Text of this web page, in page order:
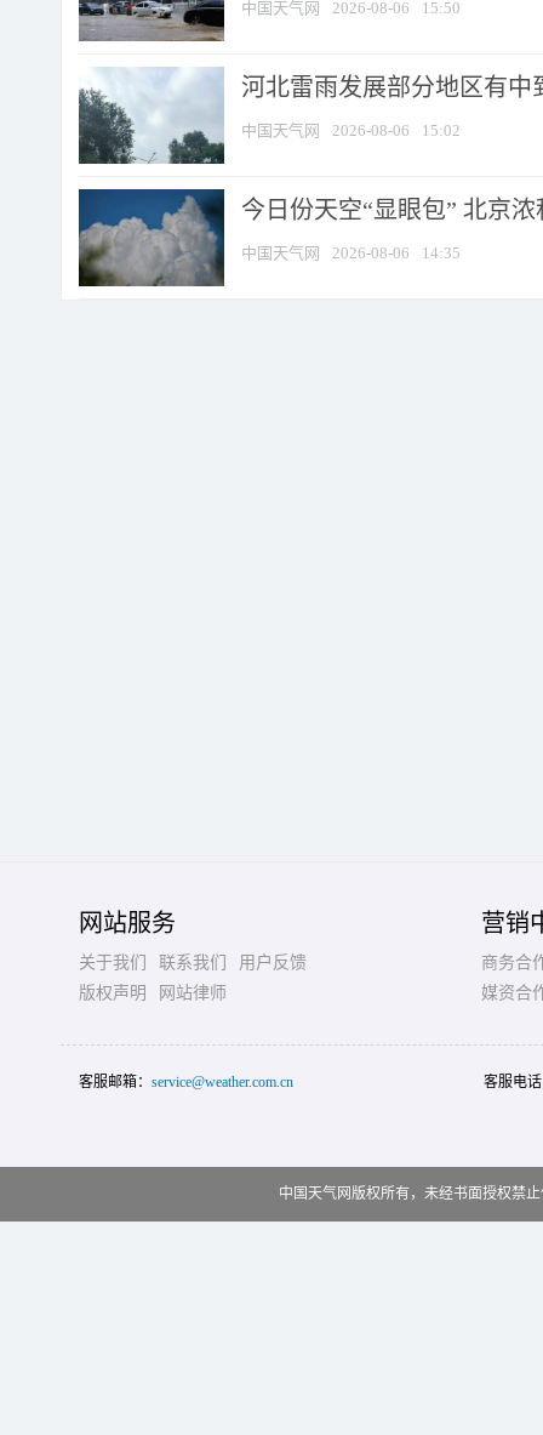
中国天气网 2026-08-06 15:50
河北雷雨发展部分地区有中
中国天气网 2026-08-06 15:02
今日份天空“显眼包” 北京
中国天气网 2026-08-06 14:35
网站服务
关于我们 联系我们
用户反馈
版权声明
网站律师
营销
商务合
媒资合
客服邮箱： service@weather.com.cn 客服电
中国天气网版权所有，未经书面授权